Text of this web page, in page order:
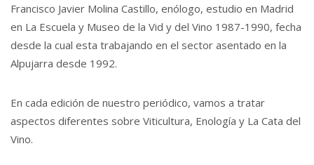
Francisco Javier Molina Castillo, enólogo, estudio en Madrid
en La Escuela y Museo de la Vid y del Vino 1987-1990, fecha
desde la cual esta trabajando en el sector asentado en la
Alpujarra desde 1992.
En cada edición de nuestro periódico, vamos a tratar
aspectos diferentes sobre Viticultura, Enología y La Cata del
Vino.